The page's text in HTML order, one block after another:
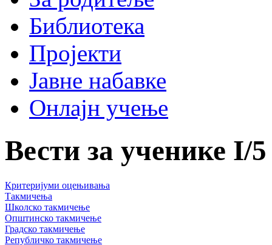
Библиотека
Пројекти
Јавне набавке
Онлајн учење
Вести за ученике I/5
Критеријуми оцењивања
Такмичења
Школско такмичење
Општинско такмичење
Градско такмичење
Републичко такмичење